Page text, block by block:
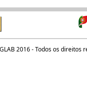
2016 - Todos os